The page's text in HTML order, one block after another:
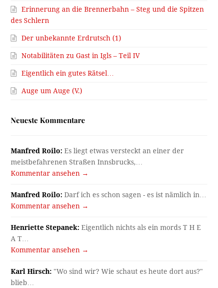
Erinnerung an die Brennerbahn – Steg und die Spitzen
des Schlern
Der unbekannte Erdrutsch (1)
Notabilitäten zu Gast in Igls – Teil IV
Eigentlich ein gutes Rätsel…
Auge um Auge (V.)
Neueste Kommentare
Manfred Roilo: Es liegt etwas versteckt an einer der
meistbefahrenen Straßen Innsbrucks,…
Kommentar ansehen →
Manfred Roilo: Darf ich es schon sagen - es ist nämlich in…
Kommentar ansehen →
Henriette Stepanek: Eigentlich nichts als ein mords T H E
A T…
Kommentar ansehen →
Karl Hirsch: "Wo sind wir? Wie schaut es heute dort aus?"
blieb…